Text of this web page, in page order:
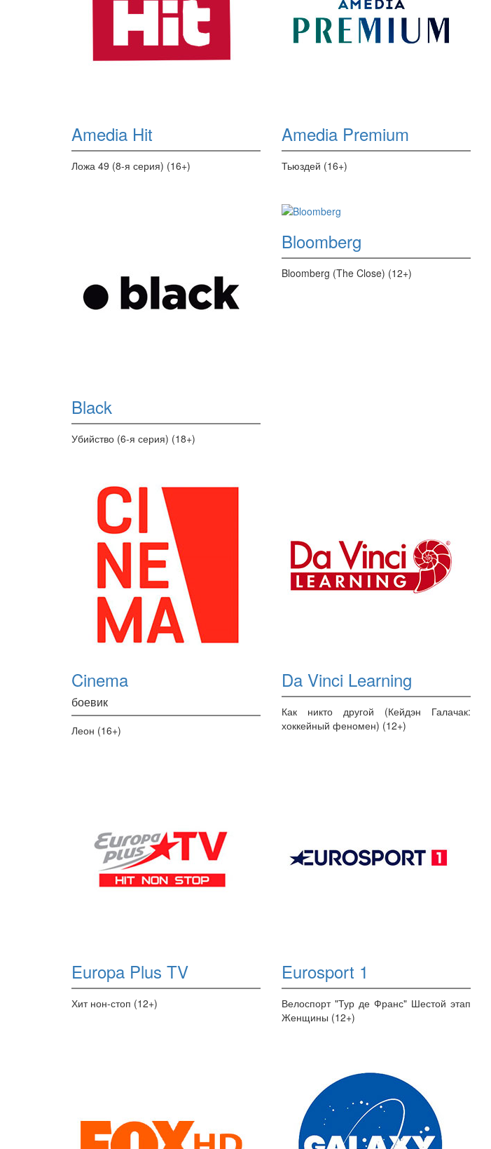
Amedia Hit
Ложа 49 (8-я серия) (16+)
Amedia Premium
Тьюздей (16+)
Black
Убийство (6-я серия) (18+)
Bloomberg
Bloomberg (The Close) (12+)
Cinema
боевик
Леон (16+)
Da Vinci Learning
Как никто другой (Кейдэн Галачак:
хоккейный феномен) (12+)
Europa Plus TV
Хит нон-стоп (12+)
Eurosport 1
Велоспорт "Тур де Франс" Шестой этап
Женщины (12+)